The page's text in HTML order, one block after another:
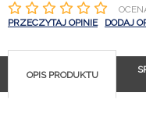
PRZECZYTAJ OPINIE
DODAJ
OPIS PRODUKTU